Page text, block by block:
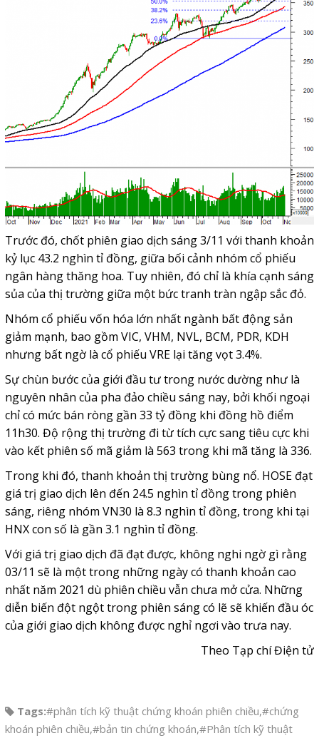
Trước đó, chốt phiên giao dịch sáng 3/11 với thanh khoản
kỷ lục 43.2 nghìn tỉ đồng, giữa bối cảnh nhóm cổ phiếu
ngân hàng thăng hoa. Tuy nhiên, đó chỉ là khía cạnh sáng
sủa của thị trường giữa một bức tranh tràn ngập sắc đỏ.
Nhóm cổ phiếu vốn hóa lớn nhất ngành bất động sản
giảm mạnh, bao gồm VIC, VHM, NVL, BCM, PDR, KDH
nhưng bất ngờ là cổ phiếu VRE lại tăng vọt 3.4%.
Sự chùn bước của giới đầu tư trong nước dường như là
nguyên nhân của pha đảo chiều sáng nay, bởi khối ngoại
chỉ có mức bán ròng gần 33 tỷ đồng khi đồng hồ điểm
11h30. Độ rộng thị trường đi từ tích cực sang tiêu cực khi
vào kết phiên số mã giảm là 563 trong khi mã tăng là 336.
Trong khi đó, thanh khoản thị trường bùng nổ. HOSE đạt
giá trị giao dịch lên đến 24.5 nghìn tỉ đồng trong phiên
sáng, riêng nhóm VN30 là 8.3 nghìn tỉ đồng, trong khi tại
HNX con số là gần 3.1 nghìn tỉ đồng.
Với giá trị giao dịch đã đạt được, không nghi ngờ gì rằng
03/11 sẽ là một trong những ngày có thanh khoản cao
nhất năm 2021 dù phiên chiều vẫn chưa mở cửa. Những
diễn biến đột ngột trong phiên sáng có lẽ sẽ khiến đầu óc
của giới giao dịch không được nghỉ ngơi vào trưa nay.
Theo Tạp chí Điện tử
Tags:#phân tích kỹ thuật chứng khoán phiên chiều,#chứng
khoán phiên chiều,#bản tin chứng khoán,#Phân tích kỹ thuật